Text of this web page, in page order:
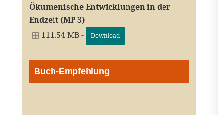
Ökumenische Entwicklungen in der
Endzeit (MP 3)
111.54 MB -
Download
Buch-Empfehlung